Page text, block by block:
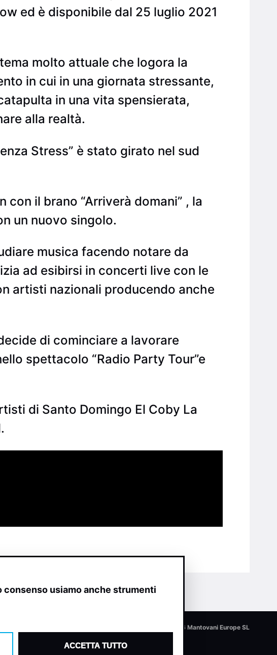
ed è disponibile dal 25 luglio 2021
molto attuale che logora la
in cui in una giornata stressante,
in una vita spensierata,
alla realtà.
Stress” è stato girato nel sud
il brano “Arriverà domani” , la
un nuovo singolo.
musica facendo notare da
ad esibirsi in concerti live con le
artisti nazionali producendo anche
di cominciare a lavorare
spettacolo “Radio Party Tour”e
di Santo Domingo El Coby La
© 2026 Mantovani Europe SL
usiamo anche strumenti
ACCETTA TUTTO